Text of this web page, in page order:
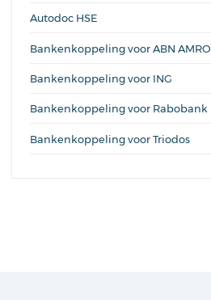
Autodoc HSE
Bankenkoppeling voor ABN AMRO
Bankenkoppeling voor ING
Bankenkoppeling voor Rabobank
Bankenkoppeling voor Triodos